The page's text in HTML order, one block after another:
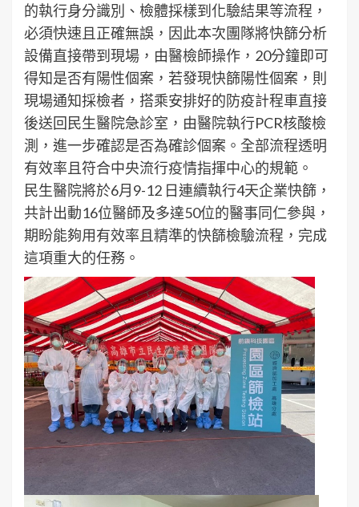
的執行身分識別、檢體採樣到化驗結果等流程，
必須快速且正確無誤，因此本次團隊將快篩分析
設備直接帶到現場，由醫檢師操作，20分鐘即可
得知是否有陽性個案，若發現快篩陽性個案，則
現場通知採檢者，搭乘安排好的防疫計程車直接
後送回民生醫院急診室，由醫院執行PCR核酸檢
測，進一步確認是否為確診個案。全部流程透明
有效率且符合中央流行疫情指揮中心的規範。
民生醫院將於6月9-12 日連續執行4天企業快篩，
共計出動16位醫師及多達50位的醫事同仁參與，
期盼能夠用有效率且精準的快篩檢驗流程，完成
這項重大的任務。